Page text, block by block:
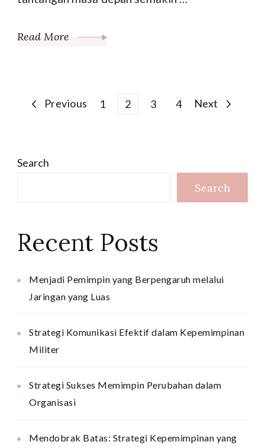
Read More
Posts
Previous Page
1 Page
2 Page
3 Page
4 Next
Search
Search
Recent Posts
Menjadi Pemimpin yang Berpengaruh melalui
Jaringan yang Luas
Strategi Komunikasi Efektif dalam Kepemimpinan
Militer
Strategi Sukses Memimpin Perubahan dalam
Organisasi
Mendobrak Batas: Strategi Kepemimpinan yang